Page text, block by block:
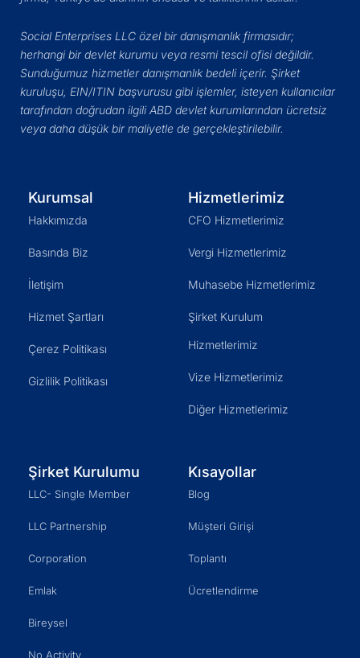
Social Enterprises LLC özel bir danışmanlık firmasıdır;
herhangi bir devlet kurumu veya resmi tescil ofisi değildir.
Sunduğumuz hizmetler danışmanlık bedeli içerir. Şirket
kuruluşu, EIN/ITIN başvurusu gibi işlemler, isteyen kullanıcılar
tarafından doğrudan ilgili ABD devlet kurumlarından ücretsiz
veya daha düşük bir maliyetle de gerçekleştirilebilir.
Kurumsal
Hakkımızda
Basında Biz
İletişim
Hizmet Şartları
Çerez Politikası
Gizlilik Politikası
Hizmetlerimiz
CFO Hizmetlerimiz
Vergi Hizmetlerimiz
Muhasebe Hizmetlerimiz
Şirket Kurulum
Hizmetlerimiz
Vize Hizmetlerimiz
Diğer Hizmetlerimiz
Şirket Kurulumu
LLC- Single Member
LLC Partnership
Corporation
Emlak
Bireysel
No Activity
Kısayollar
Blog
Müşteri Girişi
Toplantı
Ücretlendirme